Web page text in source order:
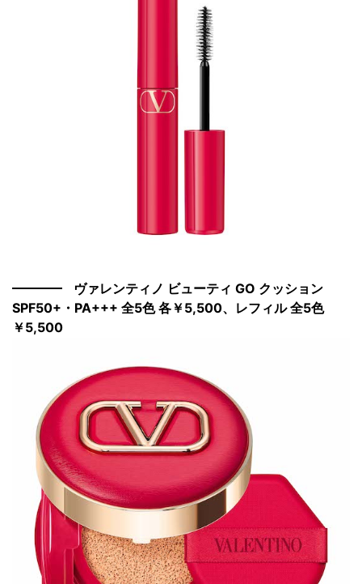
ヴァレンティノ ビューティ GO クッション
SPF50+・PA+++ 全5色 各￥5,500、レフィル 全5色
￥5,500